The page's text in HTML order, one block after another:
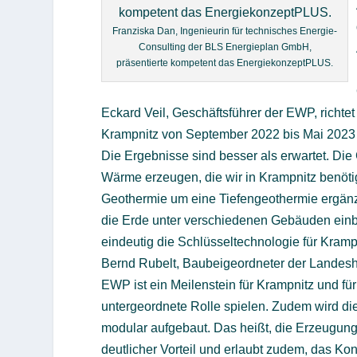
Franziska Dan, Ingenieurin für technisches Energie-
Consulting der BLS Energieplan GmbH,
präsentierte kompetent das EnergiekonzeptPLUS.
Eckard Veil, Geschäftsführer der EWP,
Krampnitz von September 2022 bis Mai
Die Ergebnisse sind besser als erwartet.
Wärme erzeugen, die wir in Krampnitz
Geothermie um eine Tiefengeothermie
die Erde unter verschiedenen Gebäuden
eindeutig die Schlüsseltechnologie für
Bernd Rubelt, Baubeigeordneter der
EWP ist ein Meilenstein für Krampnitz und
untergeordnete Rolle spielen. Zudem wird
modular aufgebaut. Das heißt, die
deutlicher Vorteil und erlaubt zudem, das